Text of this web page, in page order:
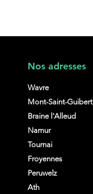
: quelles
les
Nos adresses
Wavre
Mont-Saint-Guibert
Braine l'Alleud
Namur
Tournai
Froyennes
Peruwelz
Ath